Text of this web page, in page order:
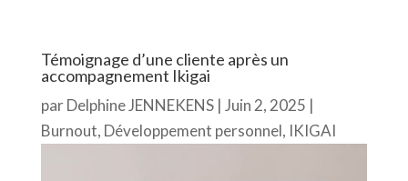
Témoignage d’une cliente après un
accompagnement Ikigai
parDelphine JENNEKENS| Juin 2, 2025 |
Burnout, Développement personnel, IKIGAI